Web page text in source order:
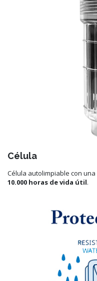
Célula
Célula autolimpiable con una
10.000 horas de vida útil.